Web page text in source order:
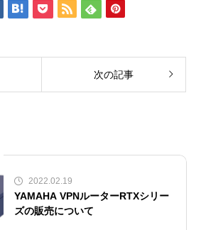
次の記事
2022.02.19
YAMAHA VPNルーターRTXシリー
ズの販売について